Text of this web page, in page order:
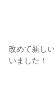
改めて新し
いました！